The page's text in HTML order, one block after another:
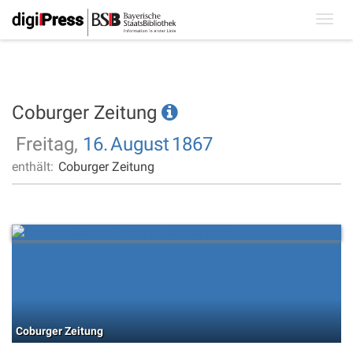
Coburger Zeitung
Freitag, 16.August 1867
enthält: Coburger Zeitung
Coburger Zeitung